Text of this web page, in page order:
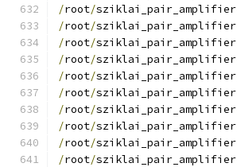
/root/sziklai_pair_amplifier
/root/sziklai_pair_amplifier
/root/sziklai_pair_amplifier
/root/sziklai_pair_amplifier
/root/sziklai_pair_amplifier
/root/sziklai_pair_amplifier
/root/sziklai_pair_amplifier
/root/sziklai_pair_amplifier
/root/sziklai_pair_amplifier
/root/sziklai_pair_amplifier